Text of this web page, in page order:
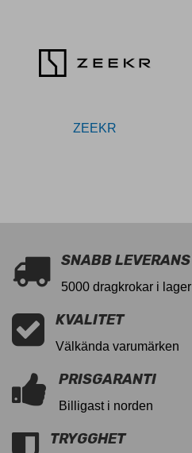
ZEEKR
SNABB LEVERANS
5000 dragkrokar i lager
KVALITET
Välkända varumärken
PRISGARANTI
Billigast i norden
TRYGGHET